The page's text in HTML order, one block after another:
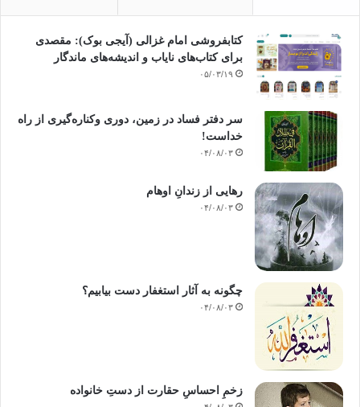
کتابفروشی امام غزالی (آیجی بوک): مقصدی
برای کتاب‌های نایاب و اندیشه‌های ماندگار
۰۵/۰۳/۱۹
سر دفتر فساد در زمین‌، دوری وکناره‌گیری از راه
خداست‌!
۰۴/۰۸/۰۳
رهایی از زندانِ اوهام
۰۴/۰۸/۰۳
چگونه به آثار استغفار دست بیابیم؟
۰۴/۰۸/۰۳
زخمِ احساسِ حقارت از دستِ خانواده